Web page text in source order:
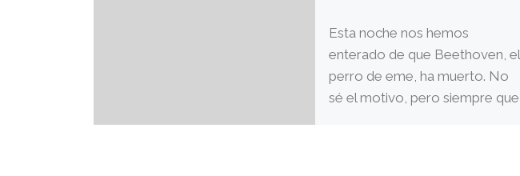
Esta noche nos hemos
enterado de que Beethoven, el
perro de eme, ha muerto. No
sé el motivo, pero siempre que